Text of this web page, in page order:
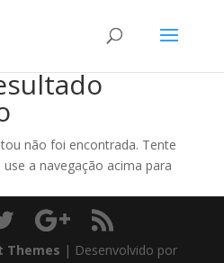
não foi encontrada. Tente
a navegação acima para
Themes | Desenvolvido por